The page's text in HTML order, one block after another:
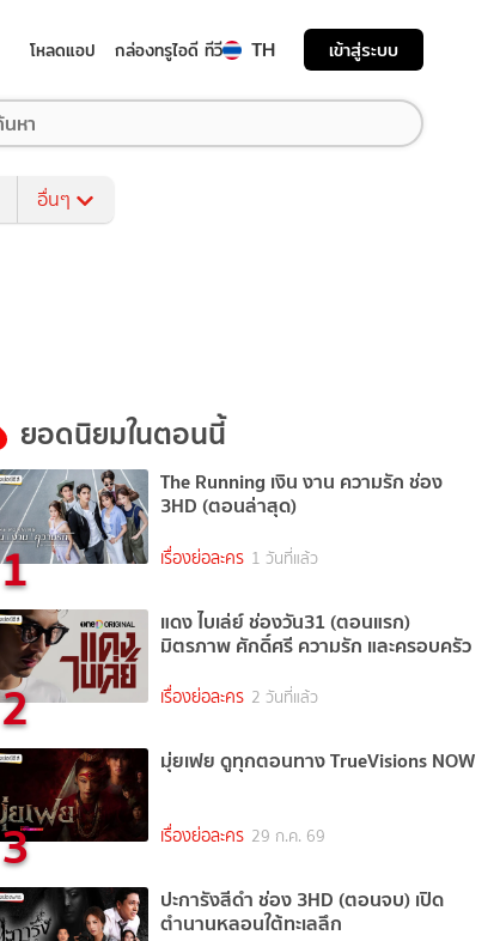
โหลดแอป กล่องทรูไอดี ทีวี TH เข้าสู่ระบบ
อื่นๆ
ยอดนิยมในตอนนี้
1
The Running เงิน งาน ความรัก ช่อง
3HD (ตอนล่าสุด)
เรื่องย่อละคร 1 วันที่แล้ว
2
แดง ไบเล่ย์ ช่องวัน31 (ตอนแรก)
มิตรภาพ ศักดิ์ศรี ความรัก และครอบครัว
เรื่องย่อละคร 2 วันที่แล้ว
3
มุ่ยเฟย ดูทุกตอนทาง TrueVisions NOW
เรื่องย่อละคร 29 ก.ค. 69
ปะการังสีดำ ช่อง 3HD (ตอนจบ) เปิด
ตำนานหลอนใต้ทะเลลึก